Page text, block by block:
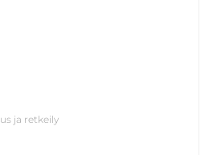
ja retkeily